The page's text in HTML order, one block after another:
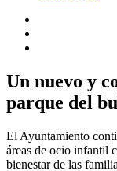
Un nuevo y
parque del
El Ayuntamiento
áreas de ocio infantil
bienestar de las